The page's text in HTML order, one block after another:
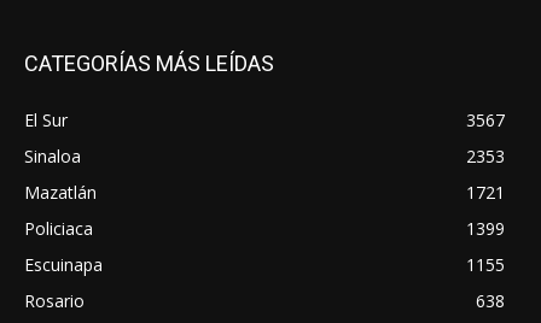
CATEGORÍAS MÁS LEÍDAS
El Sur
3567
Sinaloa
2353
Mazatlán
1721
Policiaca
1399
Escuinapa
1155
Rosario
638